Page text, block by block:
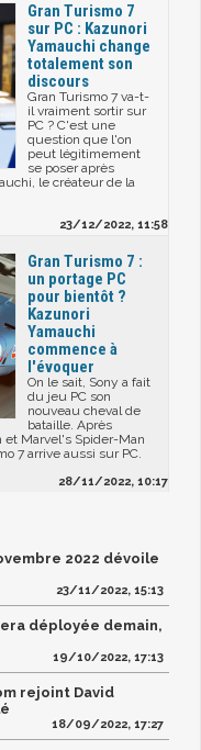
Gran Turismo 7
sur PC : Kazunori
Yamauchi change
totalement son
discours
Gran Turismo 7 va-t-
il vraiment sortir sur
PC ? C'est une
question que l'on
peut légitimement
se poser après
le créateur de la
23/12/2022, 11:58
Gran Turismo 7 :
un portage PC
pour bientôt ?
Kazunori
Yamauchi
commence à
l'évoquer
On le sait, Sony a fait
du jeu PC son
nouveau cheval de
bataille. Après
et Marvel's Spider-Man
7 arrive aussi sur PC.
28/11/2022, 10:17
2022 dévoile
23/11/2022, 15:13
déployée demain,
19/10/2022, 17:13
rejoint David
18/09/2022, 17:27